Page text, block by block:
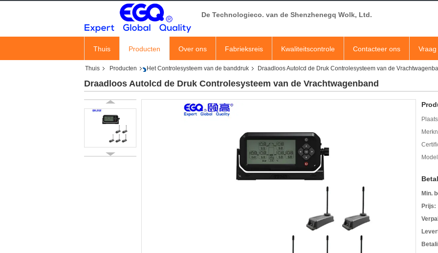
De Technologieco. van de Shenzhenegq Wolk, Ltd.
Thuis Producten Over ons Fabrieksreis Kwaliteitscontrole Contacteer ons
Thuis Producten Het Controlesysteem van de banddruk Draadloos Autolcd de Druk Controlesysteem van de
Draadloos Autolcd de Druk Controlesysteem van de Vrachtwagenband
Min.
Prijs: